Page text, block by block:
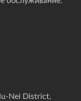
Nei District,